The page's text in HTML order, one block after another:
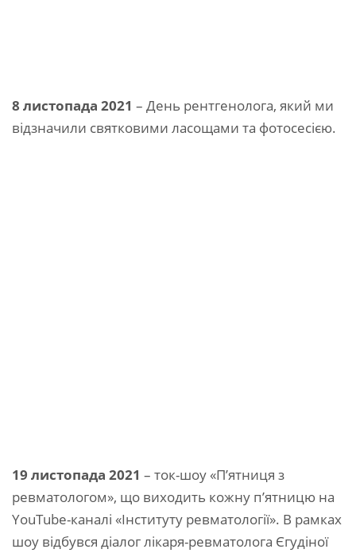
8 листопада 2021 – День рентгенолога, який ми
відзначили святковими ласощами та фотосесією.
19 листопада 2021 – ток-шоу «П’ятниця з
ревматологом», що виходить кожну п’ятницю на
YouTube-каналі «Інституту ревматології». В рамках
шоу відбувся діалог лікаря-ревматолога Єгудіної